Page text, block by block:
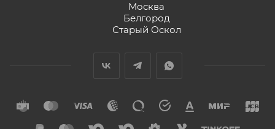
Москва
Белгород
Старый Оскол